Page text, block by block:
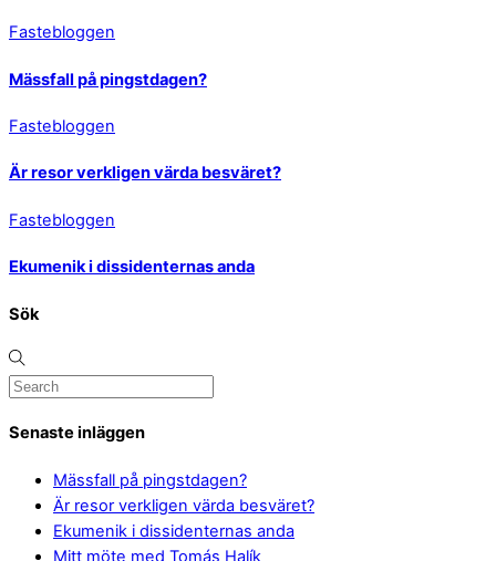
Fastebloggen
Mässfall på pingstdagen?
Fastebloggen
Är resor verkligen värda besväret?
Fastebloggen
Ekumenik i dissidenternas anda
Sök
Senaste inläggen
Mässfall på pingstdagen?
Är resor verkligen värda besväret?
Ekumenik i dissidenternas anda
Mitt möte med Tomás Halík